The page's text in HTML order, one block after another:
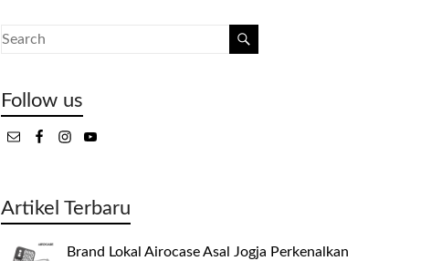
Follow us
Artikel Terbaru
Brand Lokal Airocase Asal Jogja Perkenalkan